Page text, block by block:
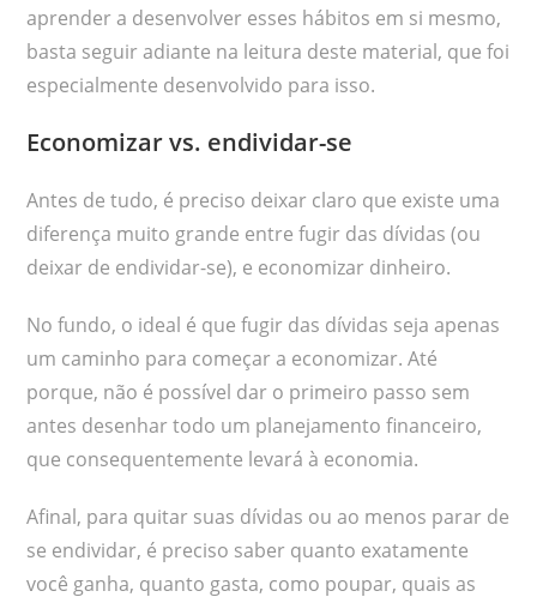
aprender a desenvolver esses hábitos em si mesmo,
basta seguir adiante na leitura deste material, que foi
especialmente desenvolvido para isso.
Economizar vs. endividar-se
Antes de tudo, é preciso deixar claro que existe uma
diferença muito grande entre fugir das dívidas (ou
deixar de endividar-se), e economizar dinheiro.
No fundo, o ideal é que fugir das dívidas seja apenas
um caminho para começar a economizar. Até
porque, não é possível dar o primeiro passo sem
antes desenhar todo um planejamento financeiro,
que consequentemente levará à economia.
Afinal, para quitar suas dívidas ou ao menos parar de
se endividar, é preciso saber quanto exatamente
você ganha, quanto gasta, como poupar, quais as